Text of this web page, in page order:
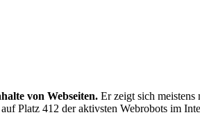
von Webseiten. Er zeigt sich
Platz 412 der aktivsten Webrobots im